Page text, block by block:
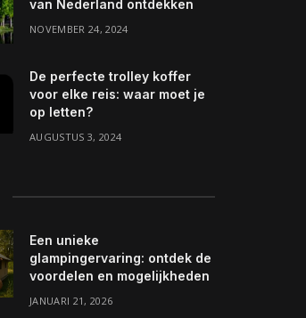
van Nederland ontdekken
NOVEMBER 24, 2024
De perfecte trolley koffer
voor elke reis: waar moet je
op letten?
AUGUSTUS 3, 2024
Een unieke
glampingervaring: ontdek de
voordelen en mogelijkheden
JANUARI 21, 2026